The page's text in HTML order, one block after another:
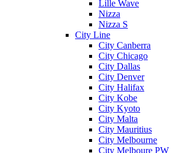
Lille Wave
Nizza
Nizza S
City Line
City Canberra
City Chicago
City Dallas
City Denver
City Halifax
City Kobe
City Kyoto
City Malta
City Mauritius
City Melbourne
City Melboure PW